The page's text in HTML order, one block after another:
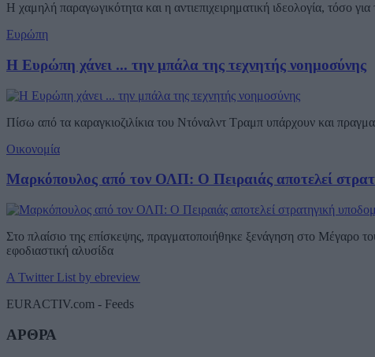
Η χαμηλή παραγωγικότητα και η αντιεπιχειρηματική ιδεολογία, τόσο
Ευρώπη
Η Ευρώπη χάνει ... την μπάλα της τεχνητής νοημοσύνης
Πίσω από τα καραγκιοζιλίκια του Ντόναλντ Τραμπ υπάρχουν και
Οικονομία
Μαρκόπουλος από τον ΟΛΠ: Ο Πειραιάς αποτελεί
Στο πλαίσιο της επίσκεψης, πραγματοποιήθηκε ξενάγηση στο Μέγαρο
εφοδιαστική αλυσίδα
A Twitter List by ebreview
EURACTIV.com - Feeds
ΑΡΘΡΑ